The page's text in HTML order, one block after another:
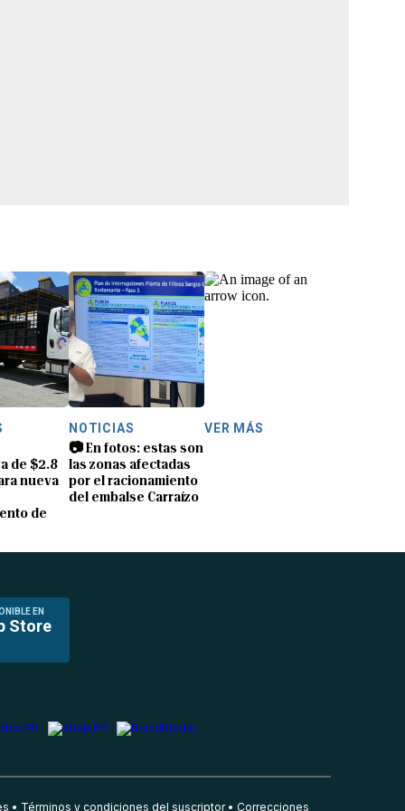
de $2.8
nueva
de
NOTICIAS
📷 En fotos: estas son
las zonas afectadas
por el racionamiento
del embalse Carraízo
VER MÁS
EN
Store
Términos y condiciones del suscriptor Correcciones